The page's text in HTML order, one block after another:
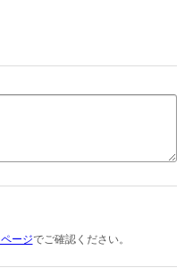
ージでご確認ください。